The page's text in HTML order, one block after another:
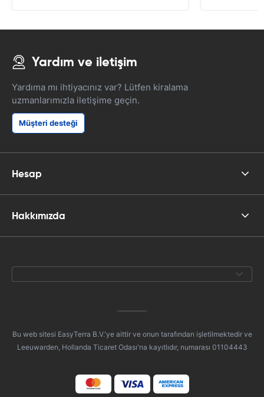
Yardım ve iletişim
Yardıma mı ihtiyacınız var? Lütfen kiralama
uzmanlarımızla iletişime geçin.
Müşteri desteği
Hesap
Hakkımızda
Bu web sitesi EasyTerra B.V.'ye aittir ve onun tarafından işletilmektedir ve
Leeuwarden, Hollanda Ticaret Odası'na kayıtlıdır, numarası 01104443